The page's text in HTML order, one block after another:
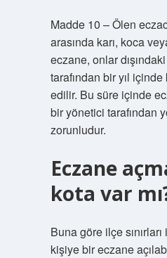
Madde 10 – Ölen
arasında karı, koca
eczane, onlar
tarafından bir yıl
edilir. Bu süre içinde
bir yönetici tarafından
zorunludur.
Eczane
kota var
Buna göre ilçe
kişiye bir eczane